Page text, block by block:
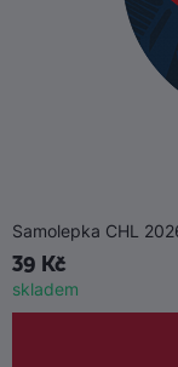
Samolepka CHL
39 Kč
skladem